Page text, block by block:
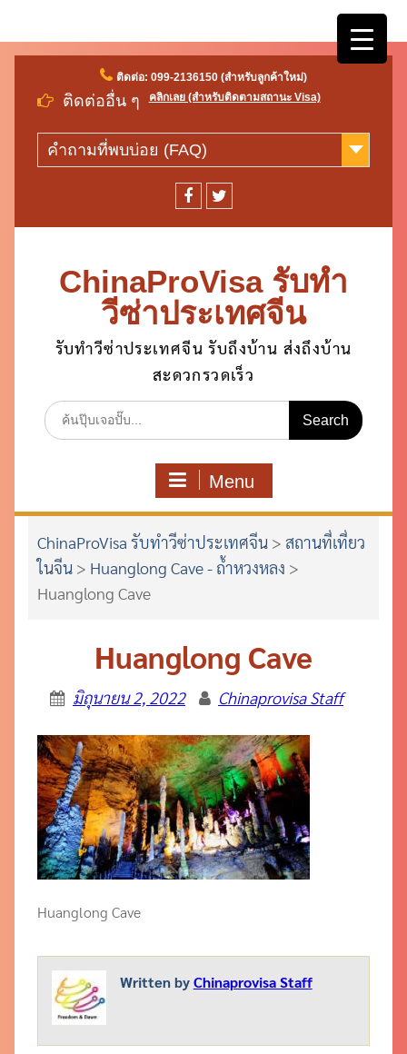
ติดต่อ: 099-2136150 (สำหรับลูกค้าใหม่)
ติดต่ออื่น ๆ คลิกเลย (สำหรับติดตามสถานะ Visa)
คำถามที่พบบ่อย (FAQ)
ChinaProVisa รับทำ
วีซ่าประเทศจีน
รับทำวีซ่าประเทศจีน รับถึงบ้าน ส่งถึงบ้าน
สะดวกรวดเร็ว
Search
for:
Menu
ChinaProVisa รับทำวีซ่าประเทศจีน> สถานที่เที่ยว
ในจีน> Huanglong Cave - ถ้ำหวงหลง >
Huanglong Cave
Huanglong Cave
มิถุนายน 2, 2022 Chinaprovisa Staff
Huanglong Cave
Written byChinaprovisa Staff